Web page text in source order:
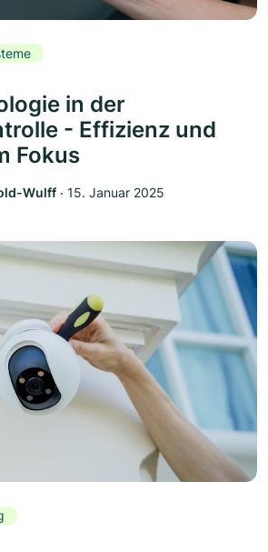
in der
- Effizienz und
Fokus
Wulff ‧ 15. Januar 2025